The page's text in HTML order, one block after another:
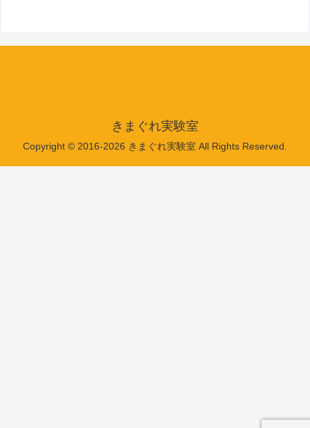
きまぐれ実験室
Copyright © 2016-2026 きまぐれ実験室 All Rights Reserved.